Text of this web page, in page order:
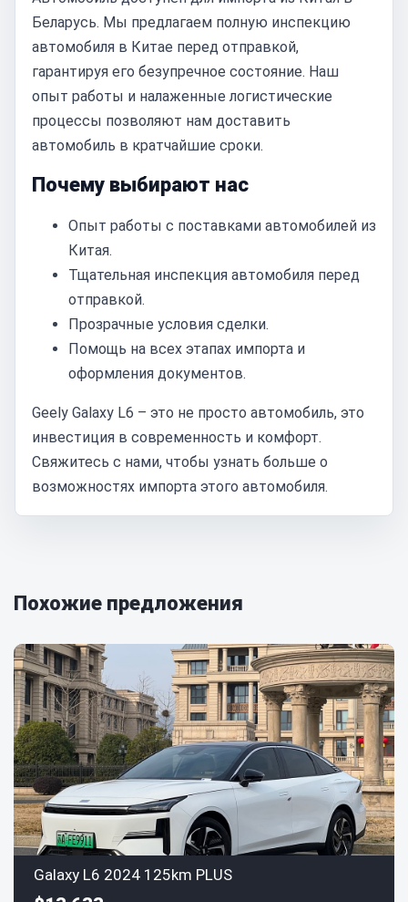
Беларусь. Мы предлагаем полную инспекцию
автомобиля в Китае перед отправкой,
гарантируя его безупречное состояние. Наш
опыт работы и налаженные логистические
процессы позволяют нам доставить
автомобиль в кратчайшие сроки.
Почему выбирают нас
Опыт работы с поставками автомобилей из
Китая.
Тщательная инспекция автомобиля перед
отправкой.
Прозрачные условия сделки.
Помощь на всех этапах импорта и
оформления документов.
Geely Galaxy L6 – это не просто автомобиль, это
инвестиция в современность и комфорт.
Свяжитесь с нами, чтобы узнать больше о
возможностях импорта этого автомобиля.
Похожие предложения
Galaxy L6 2024 125km PLUS